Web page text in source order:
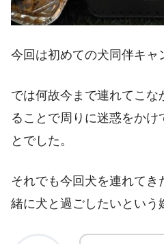
今回は初めての犬同伴キャ
では何故今まで連れてこな
ることで周りに迷惑をかけ
とでした。
それでも今回犬を連れてき
緒に犬と過ごしたいという